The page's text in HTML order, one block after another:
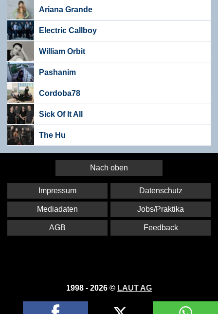
Ariana Grande
Electric Callboy
William Orbit
Pashanim
Cordoba78
Sick Of It All
The Hu
Nach oben
1998 - 2026 © LAUT AG
Impressum Datenschutz
Mediadaten Jobs/Praktika
AGB Feedback